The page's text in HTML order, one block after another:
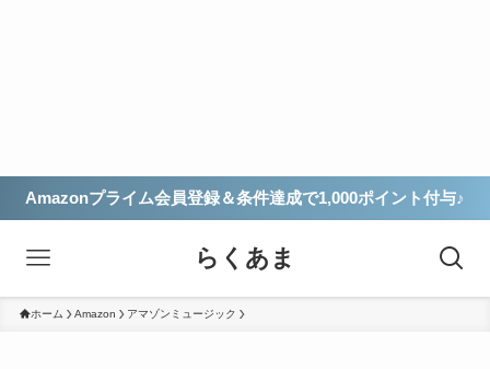
Amazonプライム会員登録＆条件達成で1,000ポイント付与♪
らくあま
ホーム Amazon アマゾンミュージック